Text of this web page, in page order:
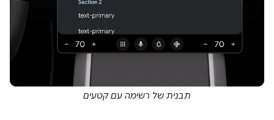
תבנית של רשימה עם קטעים